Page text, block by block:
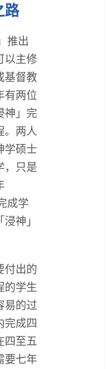
路
推出
以主修
基督教
有两位
神」完
。两人
学硕士
，只是
成学
神」
付出的
的学生
易的过
完成四
四至五
要七年